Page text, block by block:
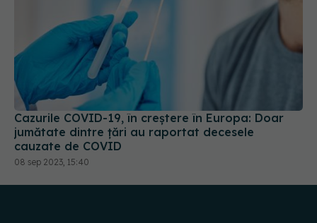
Cazurile COVID-19, în creștere în Europa: Doar
jumătate dintre țări au raportat decesele
cauzate de COVID
08 sep 2023, 15:40